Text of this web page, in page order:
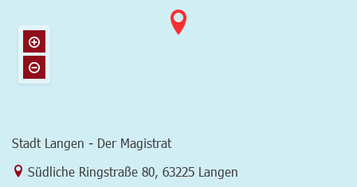
Stadt Langen - Der Magistrat
Link zur Google-Maps Navigation
Südliche Ringstraße 80, 63225 Langen